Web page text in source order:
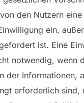
den Nutzern eine
ein,
ist. Eine
notwendig, wenn
der Informationen,
erforderlich sind,